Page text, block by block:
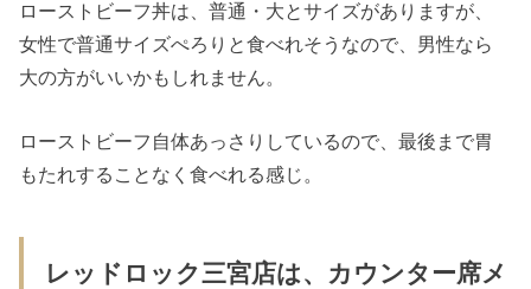
ローストビーフ丼は、普通・大とサイズがありますが、
女性で普通サイズぺろりと食べれそうなので、男性なら
大の方がいいかもしれません。
ローストビーフ自体あっさりしているので、最後まで胃
もたれすることなく食べれる感じ。
レッドロック三宮店は、カウンター席メ